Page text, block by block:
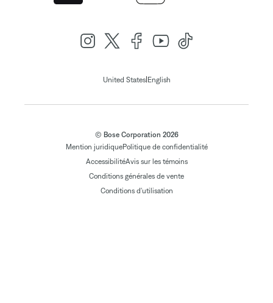
United States| English
© Bose Corporation 2026
Mention juridiquePolitique de confidentialité
AccessibilitéAvis sur les témoins
Conditions générales de vente
Conditions d'utilisation